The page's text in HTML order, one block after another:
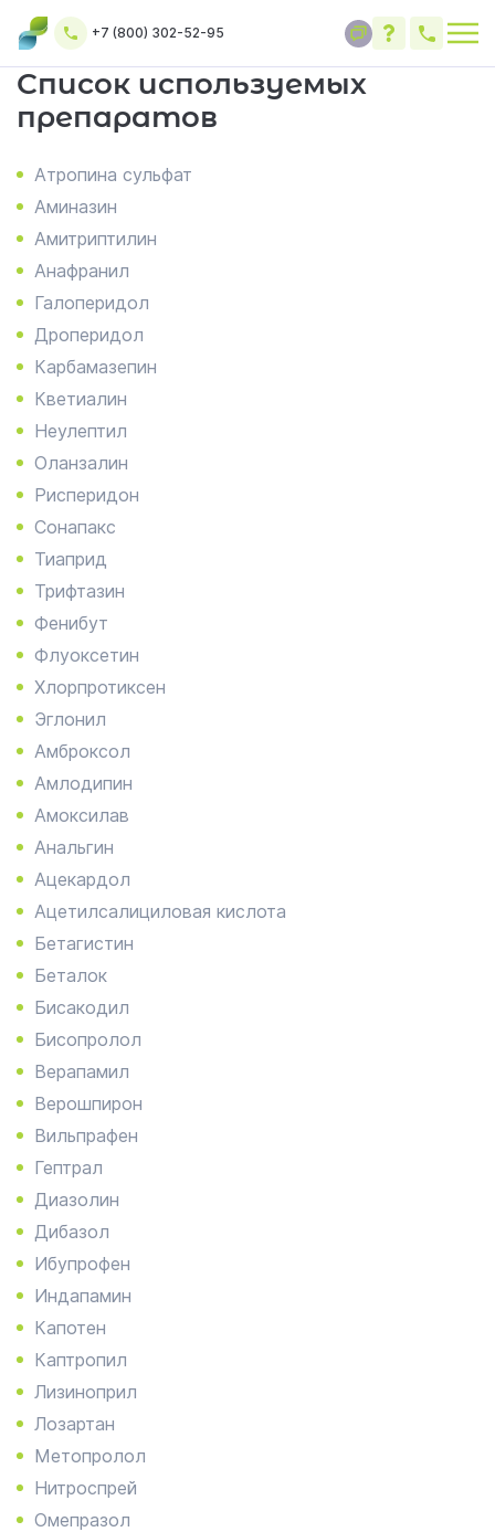
+7 (800) 302-52-95
Список используемых
препаратов
Атропина сульфат
Аминазин
Амитриптилин
Анафранил
Галоперидол
Дроперидол
Карбамазепин
Кветиалин
Неулептил
Оланзалин
Рисперидон
Сонапакс
Тиаприд
Трифтазин
Фенибут
Флуоксетин
Хлорпротиксен
Эглонил
Амброксол
Амлодипин
Амоксилав
Анальгин
Ацекардол
Ацетилсалициловая кислота
Бетагистин
Беталок
Бисакодил
Бисопролол
Верапамил
Верошпирон
Вильпрафен
Гептрал
Диазолин
Дибазол
Ибупрофен
Индапамин
Капотен
Каптропил
Лизиноприл
Лозартан
Метопролол
Нитроспрей
Омепразол